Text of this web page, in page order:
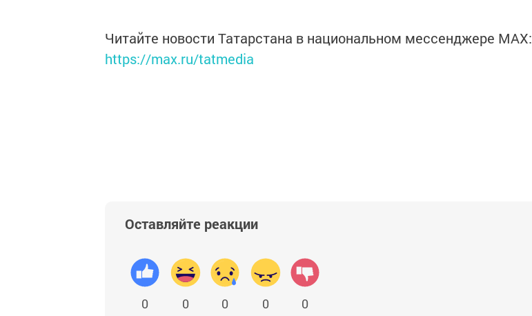
Читайте новости Татарстана в национальном мессенджере MАХ:
https://max.ru/tatmedia
Оставляйте реакции
0 0 0 0 0